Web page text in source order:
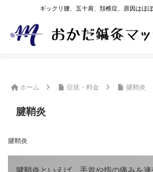
ギックリ腰、五十肩、頚椎症、原因はほ
ホーム 症状・料金 腱鞘炎
腱鞘炎
腱鞘炎